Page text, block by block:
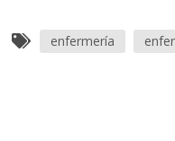
enfermería